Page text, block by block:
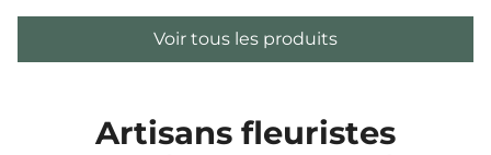
Voir tous les produits
Artisans fleuristes